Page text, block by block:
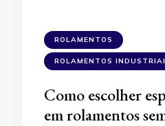
ROLAMENTOS
ROLAMENTOS
Como escolher
em rolamentos